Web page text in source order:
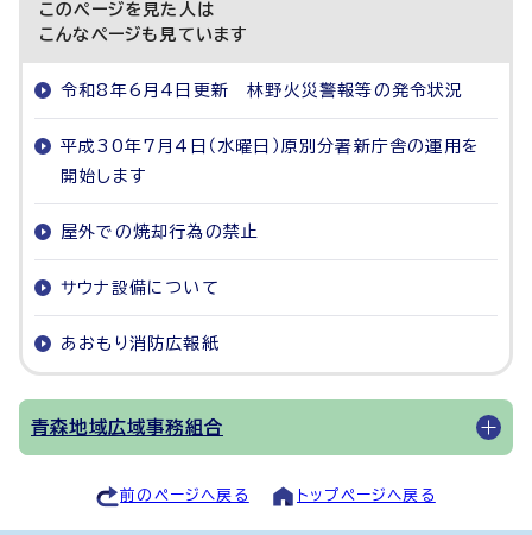
このページを見た人は
こんなページも見ています
令和8年6月4日更新 林野火災警報等の発令状況
平成30年7月4日（水曜日）原別分署新庁舎の運用を
開始します
屋外での焼却行為の禁止
サウナ設備について
あおもり消防広報紙
青森地域広域事務組合
前のページへ戻る トップページへ戻る